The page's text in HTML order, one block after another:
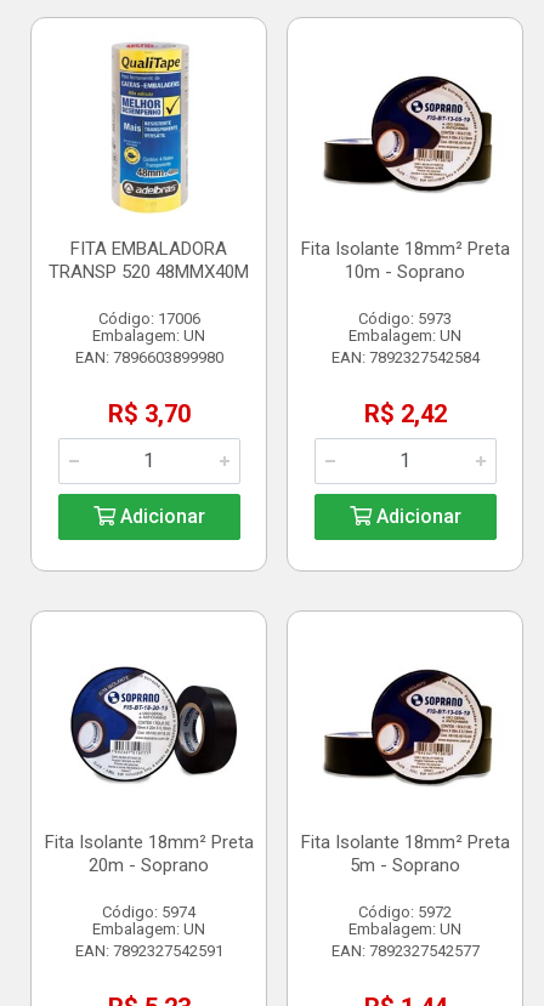
FITA EMBALADORA
TRANSP 520 48MMX40M
Código: 17006
Embalagem: UN
EAN: 7896603899980
R$ 3,70
Adicionar
Fita Isolante 18mm² Preta
10m - Soprano
Código: 5973
Embalagem: UN
EAN: 7892327542584
R$ 2,42
Adicionar
Fita Isolante 18mm² Preta
20m - Soprano
Código: 5974
Embalagem: UN
EAN: 7892327542591
Fita Isolante 18mm² Preta
5m - Soprano
Código: 5972
Embalagem: UN
EAN: 7892327542577